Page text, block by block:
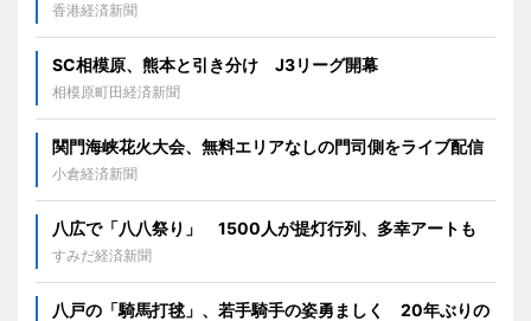
香港経済新聞
SC相模原、熊本と引き分け J3リーグ開幕
相模原町田経済新聞
関門海峡花火大会、無料エリアなしの門司側をライブ配信
小倉経済新聞
八広で「八八祭り」 1500人が提灯行列、多幸アートも
すみだ経済新聞
八戸の「騎馬打毬」、若手騎手の姿勇ましく 20年ぶりの